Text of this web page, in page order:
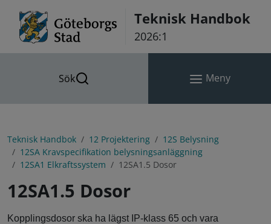
Teknisk Handbok
2026:1
Sök Meny
Teknisk Handbok 12 Projektering
12S Belysning
12SA Kravspecifikation belysningsanläggning
12SA1 Elkraftssystem
12SA1.5 Dosor
12SA1.5 Dosor
Kopplingsdosor ska ha lägst IP-klass 65 och vara